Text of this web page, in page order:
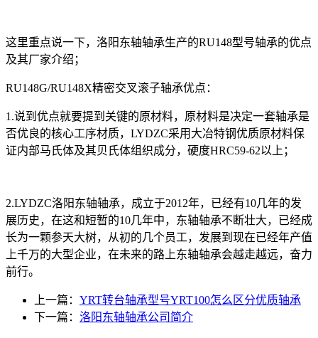
这里重点说一下，洛阳东轴轴承生产的RU148型号轴承的优点
及其厂家介绍；
RU148G/RU148X精密交叉滚子轴承优点：
1.说到优点就要提到关键的原材料，原材料是决定一套轴承是
否优良的核心工序材质，LYDZC采用大冶特钢优质原材料保
证内部马氏体及其贝氏体组织成分，硬度HRC59-62以上；
2.LYDZC洛阳东轴轴承，成立于2012年，已经有10几年的发
展历史，在这和短暂的10几年中，东轴轴承不断壮大，已经成
长为一颗参天大树，从初的几个员工，发展到现在已经年产值
上千万的大型企业，在未来的路上东轴轴承会越走越远，奋力
前行。
上一篇： YRT转台轴承型号YRT100怎么区分优质轴承
下一篇： 洛阳东轴轴承公司简介